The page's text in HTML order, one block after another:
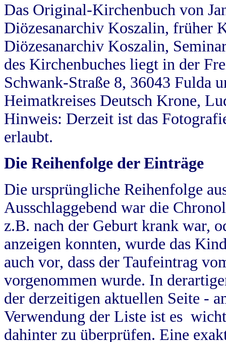
Das Original-Kirchenbuch von
Diözesanarchiv Koszalin, früher
Diözesanarchiv Koszalin,
des Kirchenbuches liegt in der
Schwank-Straße 8, 36043 Fulda
Heimatkreises Deutsch Krone,
Hinweis: Derzeit ist das
erlaubt.
Die Reihenfolge der Einträge
Die ursprüngliche Reihenfolge
Ausschlaggebend war die
z.B. nach der Geburt krank war,
anzeigen konnten, wurde das
auch vor, dass der Taufeintrag
vorgenommen wurde. In
der derzeitigen aktuellen Seite -
Verwendung der Liste ist es
dahinter zu überprüfen. Eine